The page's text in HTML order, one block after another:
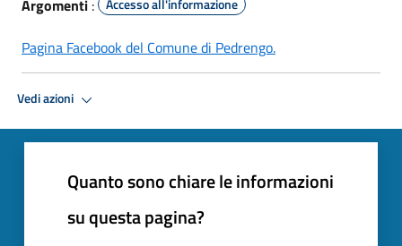
Argomenti :
Pagina Facebook del Comune di Pedrengo.
Vedi azioni
Quanto sono chiare le informazioni
su questa pagina?